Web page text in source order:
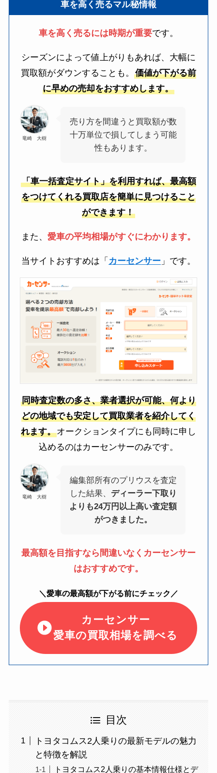
車を高く売るマル秘情報
車を高く売るには時期が重要です。
シーズンによって値上がりもあれば、大幅に
買取額がダウンすることも。 価値が下がる前
に早めの売却をおすすめします。
竜崎 大樹
売り方を間違うと買取額が数
十万単位で損してしまう可能
性もあります。
「車一括査定サイト」を利用すれば、最高額
をつけてくれる買取店を簡単に見つけること
ができます！
また、 愛車の平均相場がすぐにわかります。
当サイトおすすめは「 カーセンサー 」です。
同時査定数の多さ、業者選択が可能、何より
どの地域でも安定して買取業者を紹介してく
れます。オークションタイプにも同時に申し
込めるのはカーセンサーのみです。
竜崎 大樹
編集部所有のプリウスを査定
した結果、 ディーラー下取り
よりも24万円以上高い査定額
がつきました。
最高額を目指すなら間違いなくカーセンサー
はおすすめです。
＼愛車の最高額が下がる前にチェック／
カーセンサー
愛車の買取相場を調べる
目次
トヨタコムス2人乗りの最新モデルの魅力
と特徴を解説
トヨタコムス2人乗りの基本情報仕様とデ